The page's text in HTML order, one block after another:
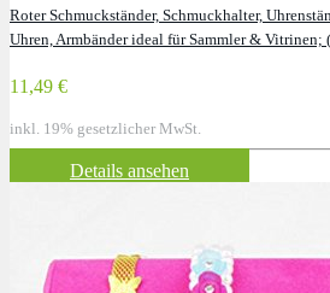
Roter Schmuckständer, Schmuckhalter,
Uhren, Armbänder ideal für Sammler & Vitrinen;
11,49 €
inkl. 19% gesetzlicher MwSt.
Details ansehen